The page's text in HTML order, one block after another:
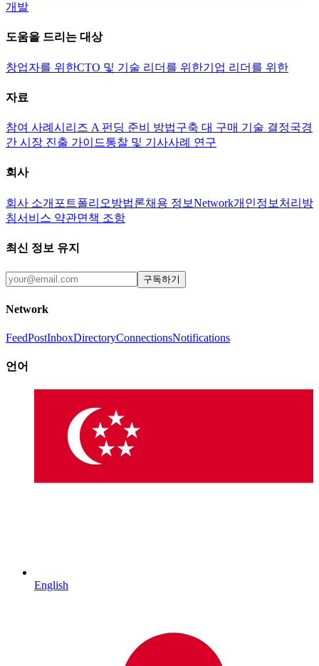
개발
도움을 드리는 대상
창업자를 위한CTO 및 기술 리더를 위한기업 리더를 위한
자료
참여 사례 시리즈 A 펀딩 준비 방법구축 대 구매 기술 결정국경
간 시장 진출 가이드통찰 및 기사사례 연구
회사
회사 소개 포트폴리오방법론채용 정보Network개인정보처리방
침서비스 약관면책 조항
최신 정보 유지
구독하기
Network
FeedPostInboxDirectoryConnectionsNotifications
언어
English